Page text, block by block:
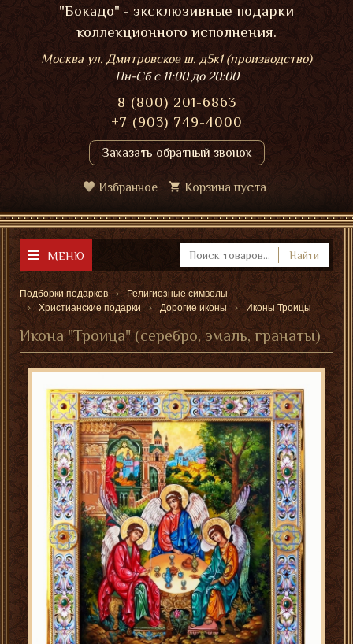
"Бокадо" - эксклюзивные подарки
коллекционного исполнения.
Москва ул. Дмитровское ш. д5к1 (производство)
Пн-Сбс 11:00 до 20:00
8 (800) 201-6863
+7 (903) 749-4000
Заказать обратный звонок
Избранное Корзина пуста
МЕНЮ Найти
Подборки подарков
Религиозные символы
Христианские подарки
Дорогие иконы Иконы Троицы
Икона "Троица" (серебро, эмаль, гранаты)